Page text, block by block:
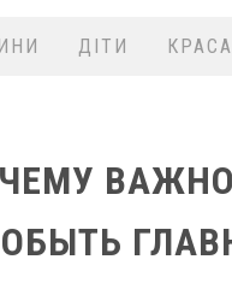
ДІТИ КРАСА